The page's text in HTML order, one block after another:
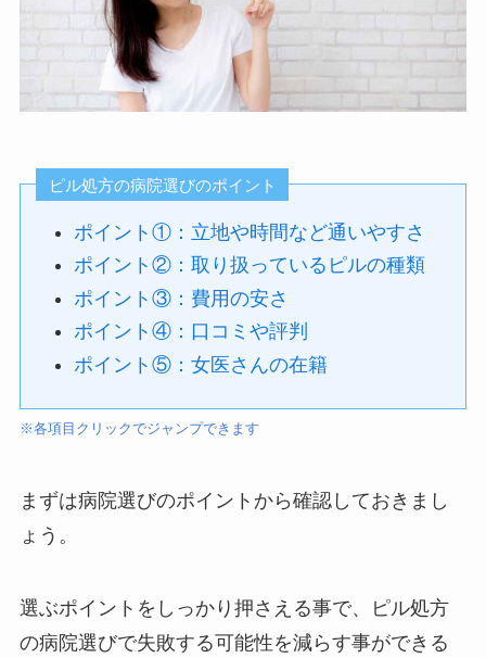
ピル処方の病院選びのポイント
ポイント①：立地や時間など通いやすさ
ポイント②：取り扱っているピルの種類
ポイント③：費用の安さ
ポイント④：口コミや評判
ポイント⑤：女医さんの在籍
※各項目クリックでジャンプできます
まずは病院選びのポイントから確認しておきまし
ょう。
選ぶポイントをしっかり押さえる事で、ピル処方
の病院選びで失敗する可能性を減らす事ができる